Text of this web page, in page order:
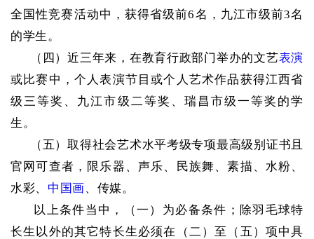
全国性竞赛活动中，获得省级前6名，九江市级前3名
的学生。
（四）近三年来，在教育行政部门举办的文艺表演
或比赛中，个人表演节目或个人艺术作品获得江西省
级三等奖、九江市级二等奖、瑞昌市级一等奖的学
生。
（五）取得社会艺术水平考级专项最高级别证书且
官网可查者，限乐器、声乐、民族舞、素描、水粉、
水彩、 中国画、传媒。
以上条件当中，（一）为必备条件；除羽毛球特
长生以外的其它特长生必须在（二）至（五）项中具